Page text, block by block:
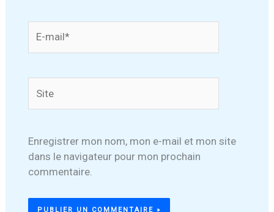
mail*
Enregistrer mon nom, mon e-mail et mon site
dans le navigateur pour mon prochain
commentaire.